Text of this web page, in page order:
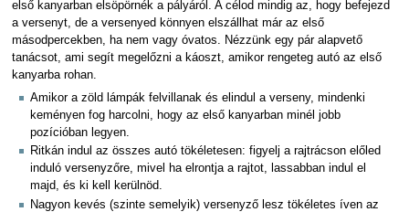
első kanyarban elsöpörnék a pályáról. A célod mindig az, hogy befejezd
a versenyt, de a versenyed könnyen elszállhat már az első
másodpercekben, ha nem vagy óvatos. Nézzünk egy pár alapvető
tanácsot, ami segít megelőzni a káoszt, amikor rengeteg autó az első
kanyarba rohan.
Amikor a zöld lámpák felvillanak és elindul a verseny, mindenki
keményen fog harcolni, hogy az első kanyarban minél jobb
pozícióban legyen.
Ritkán indul az összes autó tökéletesen: figyelj a rajtrácson előled
induló versenyzőre, mivel ha elrontja a rajtot, lassabban indul el
majd, és ki kell kerülnöd.
Nagyon kevés (szinte semelyik) versenyző lesz tökéletes íven az